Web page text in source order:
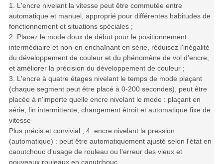
1. L'encre nivelant la vitesse peut être commutée entre
automatique et manuel, approprié pour différentes habitudes de
fonctionnement et situations spéciales ;
2. Placez le mode doux de début pour le positionnement
intermédiaire et non-en enchaînant en série, réduisez l'inégalité
du développement de couleur et du phénomène de vol d'encre,
et améliorer la précision du développement de couleur ;
3. L'encre à quatre étages nivelant le temps de mode plaçant
(chaque segment peut être placé à 0-200 secondes), peut être
placée à n'importe quelle encre nivelant le mode : plaçant en
série, fin intermittente, changement étroit et automatique fixe de
vitesse
Plus précis et convivial ; 4. encre nivelant la pression
(automatique) : peut être automatiquement ajusté selon l'état en
caoutchouc d'usage de rouleau ou l'erreur des vieux et
nouveaux rouleaux en caoutchouc.